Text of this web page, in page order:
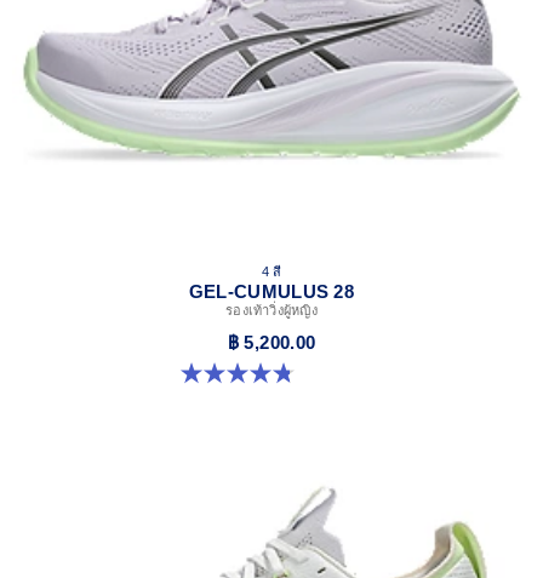
4 สี
GEL-CUMULUS 28
รองเท้าวิ่งผู้หญิง
฿ 5,200.00
4.8 จาก 5 ดาว 59 รีวิว